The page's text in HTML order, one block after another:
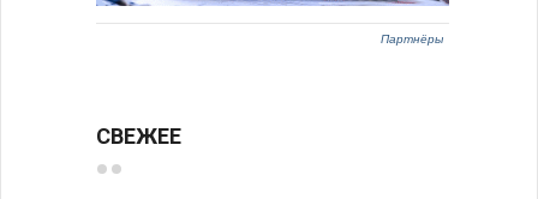
Партнёры
СВЕЖЕЕ